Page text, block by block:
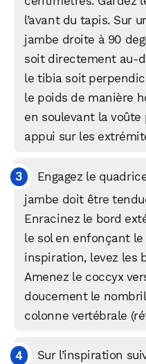
l’avant du tapis. Sur
jambe droite à 90
soit directement au-
le tibia soit
le poids de manière
en soulevant la
appui sur les
Engagez le
jambe doit être
Enracinez le bord
le sol en enfonçant le
inspiration, levez les
Amenez le coccyx
doucement le
colonne vertébrale
Sur l’inspiration